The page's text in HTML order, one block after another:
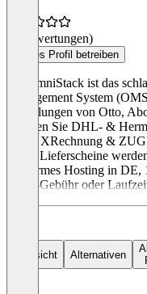
(0 Bewertungen)
Dieses Profil betreiben
TheOmniStack ist das
Management System
Bestellungen von Otto,
erstellen Sie DHL- &
(PDF, XRechnung &
sowie Lieferscheine
konformes Hosting in
Setup-Gebühr oder
Übersicht Alternativen